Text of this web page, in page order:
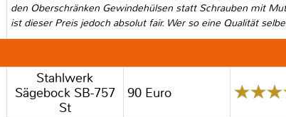
den Oberschränken Gewindehülsen statt Schrauben mit
ist dieser Preis jedoch absolut fair. Wer so eine Qualität
Stahlwerk
Sägebock SB-757
St
90 Euro